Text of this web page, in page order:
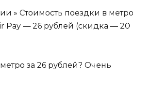
» Стоимость поездки в метро
Pay — 26 рублей (скидка — 20
за 26 рублей? Очень